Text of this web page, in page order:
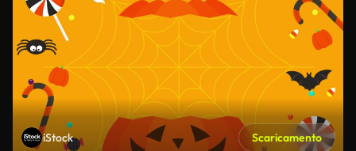
iStock Scaricamento